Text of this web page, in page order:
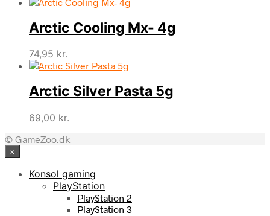
Arctic Cooling Mx- 4g
74,95 kr.
Arctic Silver Pasta 5g
69,00 kr.
© GameZoo.dk
×
Konsol gaming
PlayStation
PlayStation 2
PlayStation 3